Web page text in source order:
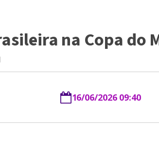
na Copa do
16/06/2026 09:40